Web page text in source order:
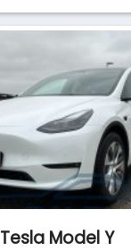
Tesla Model Y